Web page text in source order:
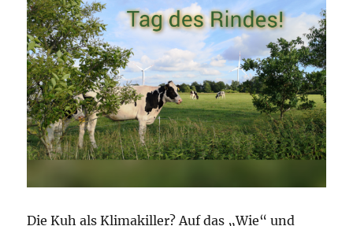
Die Kuh als Klimakiller? Auf das „Wie“ und